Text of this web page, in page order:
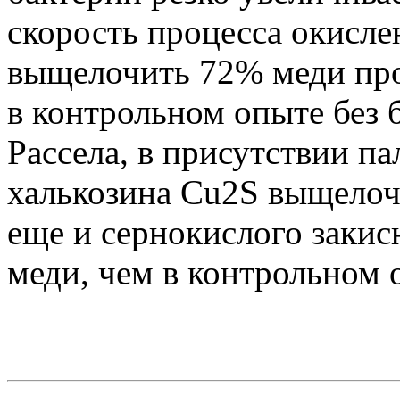
скорость процесса
выщелочить 72% меди
в контрольном опыте
Рассела, в присутствии
халькозина Сu2S
еще и сернокислого
меди, чем в контрольном